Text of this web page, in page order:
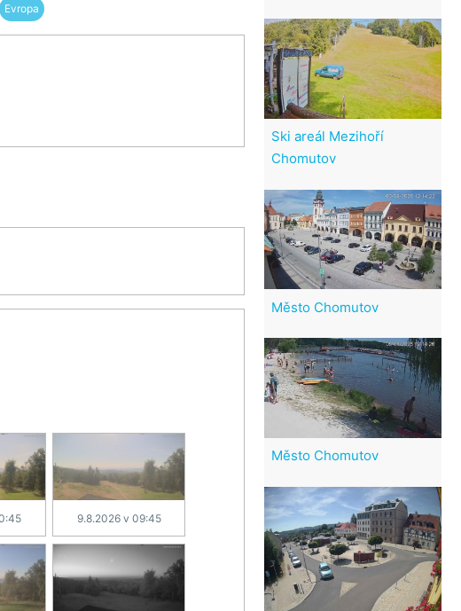
Evropa
9.8.2026 v 09:45
Ski areál Mezihoří
Chomutov
Město Chomutov
Město Chomutov